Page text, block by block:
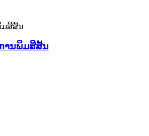
ານພິມສີສັນ